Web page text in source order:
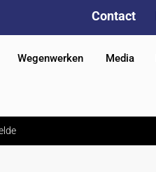
Contact
Wegenwerken Media